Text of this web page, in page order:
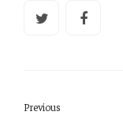
Previous